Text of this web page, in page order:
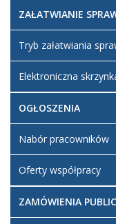
Artykuł został
zmieniony.
Dodane
załączniki
ZAŁATWIANIE
Tryb załatwiania
Elektroniczna
OGŁOSZENIA
Nabór pracowników
Oferty współpracy
ZAMÓWIENIA